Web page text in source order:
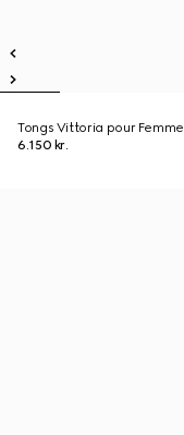
Tongs Vittoria pour Femme
6.150 kr.